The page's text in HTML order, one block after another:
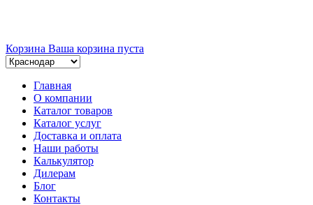
Корзина Ваша корзина пуста
Главная
О компании
Каталог товаров
Каталог услуг
Доставка и оплата
Наши работы
Калькулятор
Дилерам
Блог
Контакты